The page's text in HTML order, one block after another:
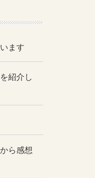
ます
紹介し
ら感想